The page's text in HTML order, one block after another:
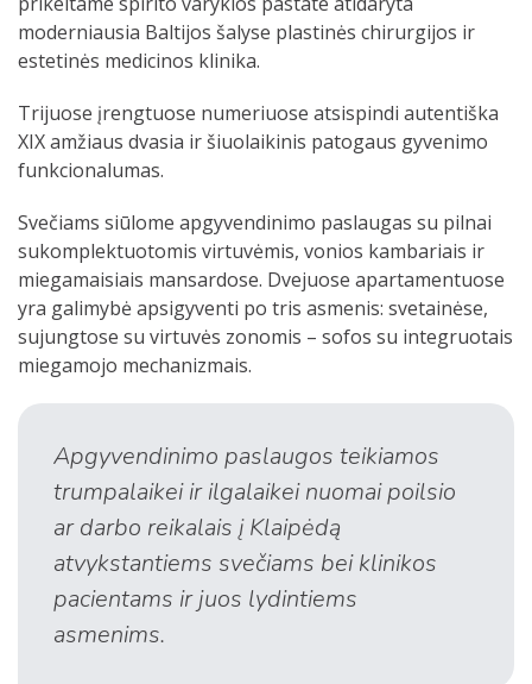
moderniausia Baltijos šalyse plastinės chirurgijos ir
estetinės medicinos klinika.
Trijuose įrengtuose numeriuose atsispindi autentiška
XIX amžiaus dvasia ir šiuolaikinis patogaus gyvenimo
funkcionalumas.
Svečiams siūlome apgyvendinimo paslaugas su pilnai
sukomplektuotomis virtuvėmis, vonios kambariais ir
miegamaisiais mansardose. Dvejuose apartamentuose
yra galimybė apsigyventi po tris asmenis: svetainėse,
sujungtose su virtuvės zonomis – sofos su integruotais
miegamojo mechanizmais.
Apgyvendinimo paslaugos teikiamos
trumpalaikei ir ilgalaikei nuomai poilsio
ar darbo reikalais į Klaipėdą
atvykstantiems svečiams bei klinikos
pacientams ir juos lydintiems
asmenims.